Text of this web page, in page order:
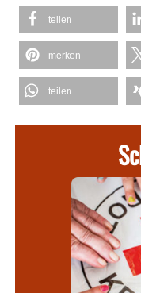
teilen
merken
teilen